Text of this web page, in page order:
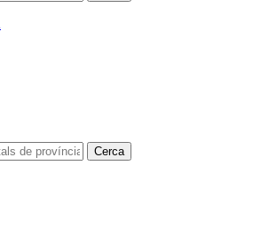
Cerca